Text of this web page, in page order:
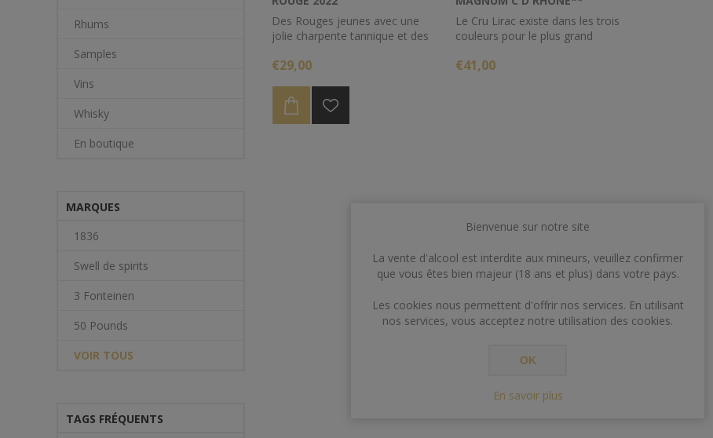
Des Rouges jeunes avec une
jolie charpente tannique et des
S’accommode parfaitement avec
fromages affinés.
€29,00
Le Cru Lirac existe dans les trois
couleurs pour le plus grand
€41,00
Rhums
Samples
Vins
Whisky
En boutique
MARQUES
1836
Swell de spirits
3 Fonteinen
50 Pounds
VOIR TOUS
TAGS FRÉQUENTS
Bienvenue sur notre site
La vente d'alcool est interdite aux mineurs, veuillez confirmer
que vous êtes bien majeur (18 ans et plus) dans votre pays.
Les cookies nous permettent d'offrir nos services. En utilisant
nos services, vous acceptez notre utilisation des cookies.
OK
En savoir plus